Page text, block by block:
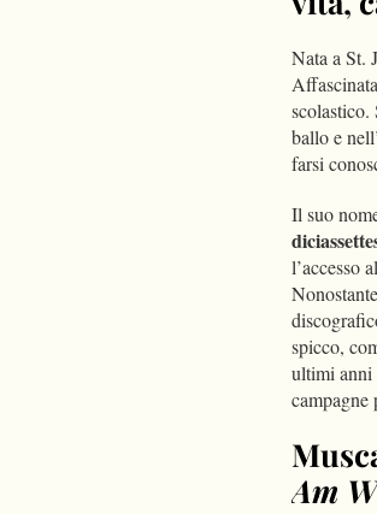
Nata a St.
scolastico.
ballo e
farsi
Il suo
l’accesso al
spicco,
ultimi anni
Am